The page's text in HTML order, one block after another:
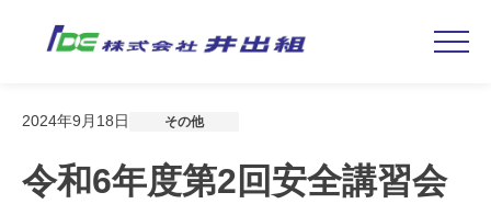
Skip
content
2024年9月18日 その他
令和6年度第2回安全講習会